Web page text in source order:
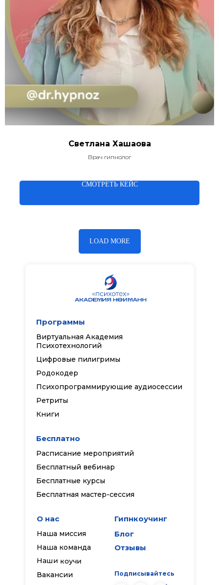
Светлана Хашаова
Врач гипнолог
СМОТРЕТЬ КЕЙС
LOAD MORE
Подписывайтесь
Расписание мероприятий
Бесплатные курсы
Бесплатный вебинар
Бесплатно
Бесплатная мастер-сессия
Блог
Отзывы
Гипнкоучинг
Программы
Виртуальная Академия
Психотехнологий
Родокодер
Психопрограммирующие аудиосессии
Книги
Ретриты
Цифровые пилигримы
Наша команда
Наша миссия
О нас
Наши коучи
Вакансии